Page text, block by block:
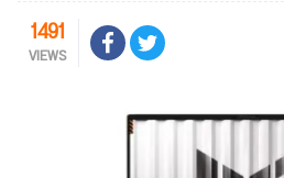
1491
VIEWS